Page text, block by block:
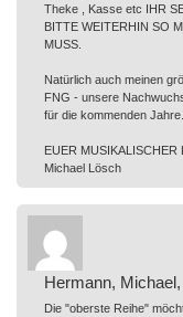
Theke , Kasse etc IHR
BITTE WEITERHIN SO
MUSS.
Natürlich auch meinen
FNG - unsere
für die kommenden Jahre.
EUER MUSIKALISCHER
Michael Lösch
Hermann,
Die "oberste Reihe"